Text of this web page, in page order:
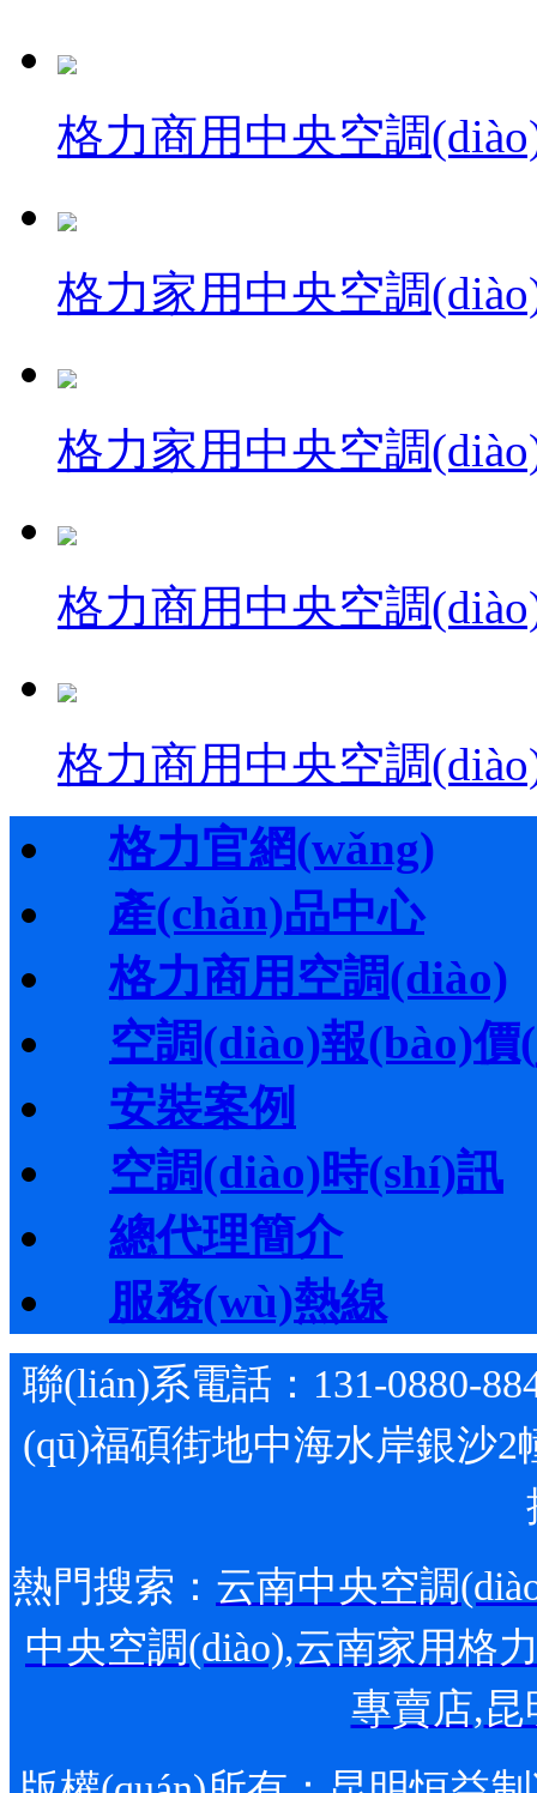
格力商用中央空調
格力家用中央空調
格力家用中央空調
格力商用中央空調
格力商用中央空調
格力官網(wǎng)
產(chǎn)品中心
格力商用空調(diào)
空調(diào)報(bào)
安裝案例
空調(diào)時(shí)訊
總代理簡介
服務(wù)熱線
聯(lián)系電話：131-0880-
(qū)福碩街地中海水岸銀沙2
熱門搜索： 云南中央空調
中央空調(diào),云南家用格
專賣店,昆